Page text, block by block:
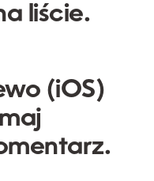
liście.
(iOS)